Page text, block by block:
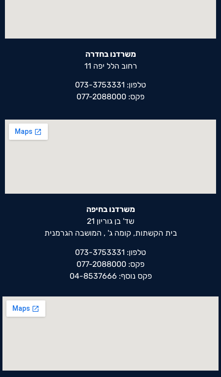
משרדנו בחדרה
רחוב הלל יפה 11
טלפון: 073-3753331
פקס: 077-2088000
משרדנו בחיפה
שד' בן גוריון 21
בית הקשתות, קומה ג' , המושבה הגרמנית
טלפון: 073-3753331
פקס: 077-2088000
פקס נוסף: 04-8537666